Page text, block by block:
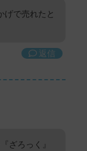
げで売れたと
返信
ざろっく』